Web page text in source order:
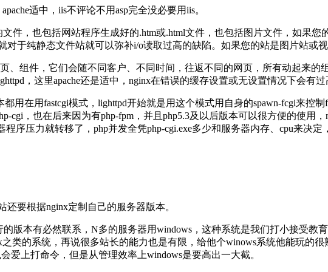
适中，iis不评论不用asp完全没必要用iis。
件，也包括网站程序生成好的.htm或.html文件，也包括图片文件，如果您
于纯静态文件站就可以弥补i/o读取过高的缺陷。如果您的站是图片站或视
、组件，它们会随不同客户、不同时间，往返不同的网页，所有动起来的
，这里apache还是适中，nginx在错误的缓存设置或无设置情况下会有过
用在用fastcgi模式，lighttpd开始就是用这个模式用自身的spawn-fcgi来控
cgi，也在后来因为有php-fpm，并且php5.3及以后版本可以很方便的使用
序压力就转移了，php并发全凭php-cgi.exe多少和服务器内存、cpu来决
要根据nginx定制自己的服务器版本。
版本有必然联系，N多的服务器用windows，这种系统是我们打小接受教
类的系统，再说很多站长的能力也是有限，给他个winows系统他能玩的
爱上打命令，但是从管理效率上windows是要高出一大截。